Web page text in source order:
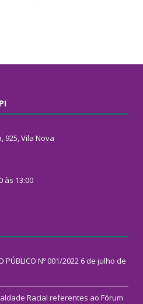
925, Vila Nova
às 13:00
PÚBLICO Nº 001/2022 6 de julho de
Racial referentes ao Fórum